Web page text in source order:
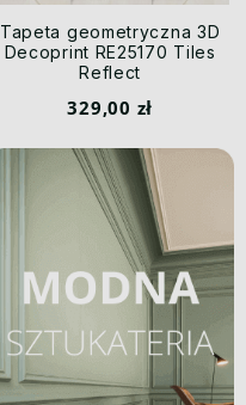
Tapeta geometryczna 3D
Decoprint RE25170 Tiles
Reflect
329,00 zł